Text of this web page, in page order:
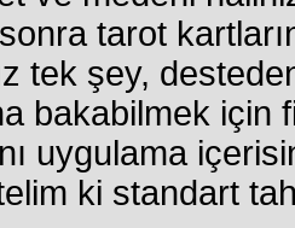
tarot
tek şey,
bakabilmek için
uygulama
ki standart